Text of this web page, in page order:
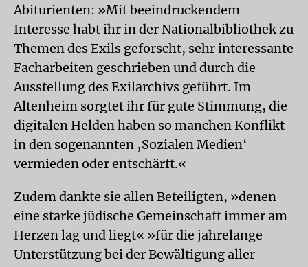
Abiturienten: »Mit beeindruckendem
Interesse habt ihr in der Nationalbibliothek zu
Themen des Exils geforscht, sehr interessante
Facharbeiten geschrieben und durch die
Ausstellung des Exilarchivs geführt. Im
Altenheim sorgtet ihr für gute Stimmung, die
digitalen Helden haben so manchen Konflikt
in den sogenannten ‚Sozialen Medien‘
vermieden oder entschärft.«
Zudem dankte sie allen Beteiligten, »denen
eine starke jüdische Gemeinschaft immer am
Herzen lag und liegt« »für die jahrelange
Unterstützung bei der Bewältigung aller